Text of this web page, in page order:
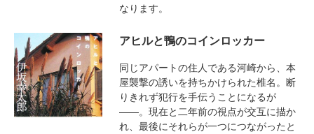
なります。
アヒルと鴨のコインロッカー
同じアパートの住人である河崎から、本
屋襲撃の誘いを持ちかけられた椎名。断
りきれず犯行を手伝うことになるが
――。現在と二年前の視点が交互に描か
れ、最後にそれらが一つにつながったと